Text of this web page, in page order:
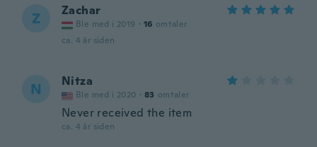
Z Zachar
Ble med i 2019 · 16 omtaler
ca. 4 år siden
N Nitza
Ble med i 2020 · 83 omtaler
Never received the item
ca. 4 år siden